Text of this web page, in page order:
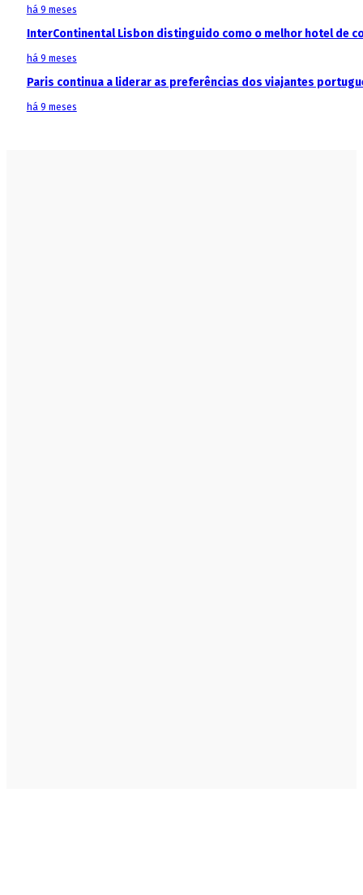
há 9 meses
InterContinental Lisbon distinguido como o melhor hotel de
há 9 meses
Paris continua a liderar as preferências dos viajantes
há 9 meses